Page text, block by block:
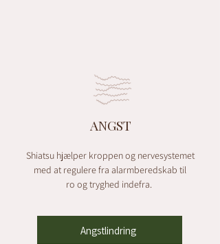
ANGST
Shiatsu hjælper kroppen og nervesystemet
med at regulere fra alarmberedskab til
ro og tryghed indefra.
Angstlindring